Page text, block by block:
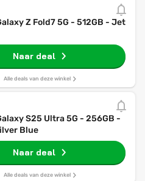
Z Fold7 5G - 512GB - Jet
Naar deal
Alle deals van deze winkel
S25 Ultra 5G - 256GB -
Blue
Naar deal
Alle deals van deze winkel